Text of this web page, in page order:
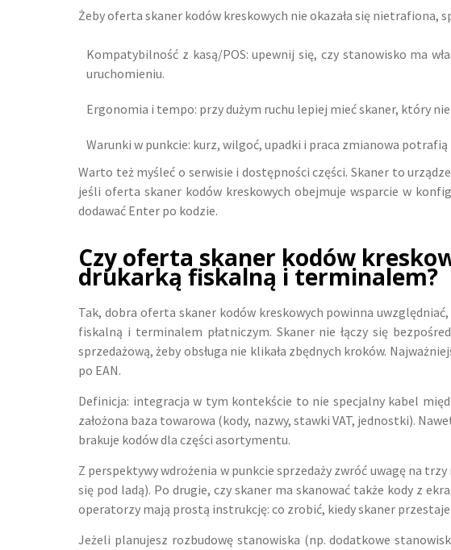
Żeby oferta skaner kodów kreskowych nie okazała się nietrafiona,
Kompatybilność z kasą/POS: upewnij się, czy stanowisko ma
uruchomieniu.
Ergonomia i tempo: przy dużym ruchu lepiej mieć skaner, który
Warunki w punkcie: kurz, wilgoć, upadki i praca zmianowa
Warto też myśleć o serwisie i dostępności części. Skaner to
jeśli oferta skaner kodów kreskowych obejmuje wsparcie w
dodawać Enter po kodzie.
Czy oferta skaner kodów
drukarką fiskalną i terminalem?
Tak, dobra oferta skaner kodów kreskowych powinna
fiskalną i terminalem płatniczym. Skaner nie łączy się
sprzedażową, żeby obsługa nie klikała zbędnych kroków.
po EAN.
Definicja: integracja w tym kontekście to nie specjalny kabel
założona baza towarowa (kody, nazwy, stawki VAT, jednostki).
brakuje kodów dla części asortymentu.
Z perspektywy wdrożenia w punkcie sprzedaży zwróć uwagę na
się pod ladą). Po drugie, czy skaner ma skanować także kody z
operatorzy mają prostą instrukcję: co zrobić, kiedy skaner
Jeżeli planujesz rozbudowę stanowiska (np. dodatkowe